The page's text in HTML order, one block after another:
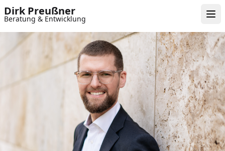
Dirk Preußner
Beratung & Entwicklung